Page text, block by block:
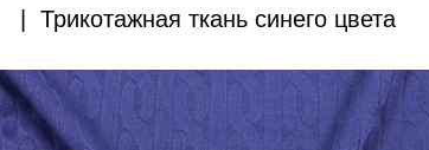
Трикотажная ткань синего цвета